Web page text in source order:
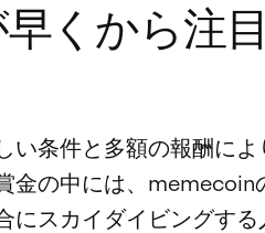
くから注
い条件と多額の報酬に
金の中には、memecoin
にスカイダイビングする